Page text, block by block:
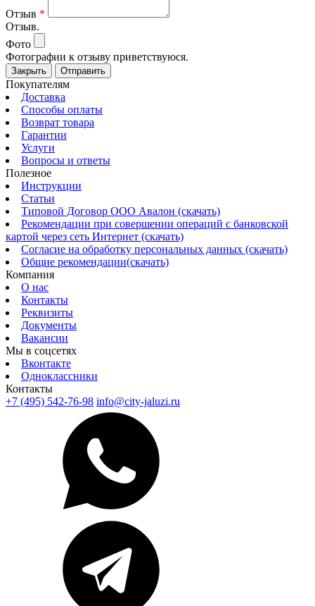
Отзыв *
Отзыв.
Фото
Фотографии к отзыву приветствуюся.
Закрыть Отправить
Покупателям
Доставка
Способы оплаты
Возврат товара
Гарантии
Услуги
Вопросы и ответы
Полезное
Инструкции
Статьи
Типовой Договор ООО Авалон (скачать)
Рекомендации при совершении операций с банковской
картой через сеть Интернет (скачать)
Согласие на обработку персональных данных (скачать)
Общие рекомендации(скачать)
Компания
О нас
Контакты
Реквизиты
Документы
Вакансии
Мы в соцсетях
Вконтакте
Одноклассники
Контакты
+7 (495) 542-76-98 info@city-jaluzi.ru